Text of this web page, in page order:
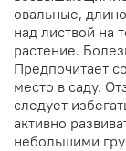
овальные,
над листвой на
растение.
Предпочитает
место в саду.
следует
активно
небольшими